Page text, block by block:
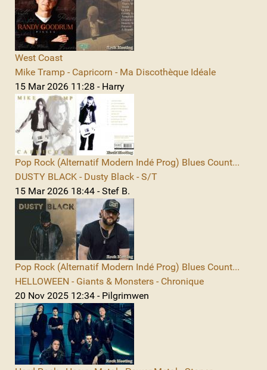
West Coast
Mike Tramp - Capricorn - Ma Discothèque Idéale
15 Mar 2026 11:28 - Harry
Pop Rock (Alternatif Modern Indé Prog) Blues Count...
DUSTY BLACK - Dusty Black - S/T
15 Mar 2026 18:44 - Stef B.
Pop Rock (Alternatif Modern Indé Prog) Blues Count...
HELLOWEEN - Giants & Monsters - Chronique
20 Nov 2025 12:34 - Pilgrimwen